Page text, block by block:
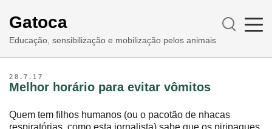
Gatoca
Educação, sensibilização e mobilização pelos animais
28.7.17
Melhor horário para evitar vômitos
Quem tem filhos humanos (ou o pacotão de nhacas
respiratórias, como esta jornalista) sabe que os piripaques